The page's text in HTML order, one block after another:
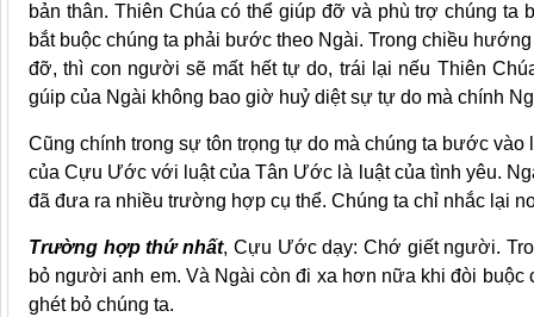
bản thân. Thiên Chúa có thể giúp đỡ và phù trợ chúng
bắt buộc chúng ta phải bước theo Ngài. Trong chiều
đỡ, thì con người sẽ mất hết tự do, trái lại nếu Thiên
gúip của Ngài không bao giờ huỷ diệt sự tự do mà chính
Cũng chính trong sự tôn trọng tự do mà chúng ta bước
của Cựu Ước với luật của Tân Ước là luật của tình yêu.
đã đưa ra nhiều trường hợp cụ thể. Chúng ta chỉ nhắc lại
Trường hợp thứ nhất, Cựu Ước dạy: Chớ giết người.
bỏ người anh em. Và Ngài còn đi xa hơn nữa khi đòi
ghét bỏ chúng ta.